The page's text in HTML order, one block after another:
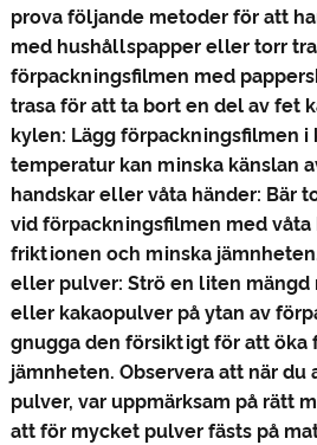
prova följande metoder för att
med hushållspapper eller torr
förpackningsfilmen med
trasa för att ta bort en del av fet
kylen: Lägg förpackningsfilmen
temperatur kan minska känslan
handskar eller våta händer: Bär
vid förpackningsfilmen med våta
friktionen och minska
eller pulver: Strö en liten mängd
eller kakaopulver på ytan av
gnugga den försiktigt för att öka
jämnheten. Observera att när
pulver, var uppmärksam på rätt
att för mycket pulver fästs på